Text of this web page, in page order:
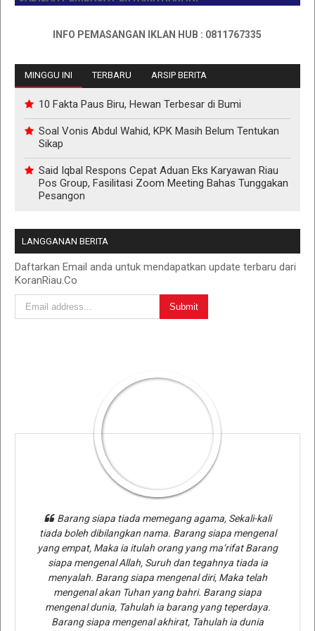
INFO PEMASANGAN IKLAN HUB : 0811767335
MINGGU INI TERBARU ARSIP BERITA
10 Fakta Paus Biru, Hewan Terbesar di Bumi
Soal Vonis Abdul Wahid, KPK Masih Belum Tentukan
Sikap
Said Iqbal Respons Cepat Aduan Eks Karyawan Riau
Pos Group, Fasilitasi Zoom Meeting Bahas Tunggakan
Pesangon
LANGGANAN BERITA
Daftarkan Email anda untuk mendapatkan update terbaru dari
KoranRiau.Co
Barang siapa tiada memegang agama, Sekali-kali
tiada boleh dibilangkan nama. Barang siapa mengenal
yang empat, Maka ia itulah orang yang ma’rifat Barang
siapa mengenal Allah, Suruh dan tegahnya tiada ia
menyalah. Barang siapa mengenal diri, Maka telah
mengenal akan Tuhan yang bahri. Barang siapa
mengenal dunia, Tahulah ia barang yang teperdaya.
Barang siapa mengenal akhirat, Tahulah ia dunia